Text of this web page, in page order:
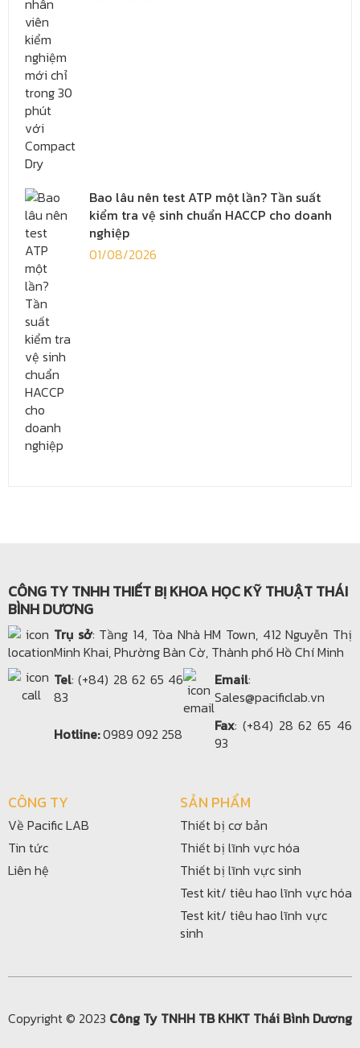
Bao lâu nên test ATP một lần? Tần suất
kiểm tra vệ sinh chuẩn HACCP cho doanh
nghiệp
01/08/2026
CÔNG TY TNHH THIẾT BỊ KHOA HỌC KỸ THUẬT THÁI
BÌNH DƯƠNG
Trụ sở: Tầng 14, Tòa Nhà HM Town, 412 Nguyễn Thị
Minh Khai, Phường Bàn Cờ, Thành phố Hồ Chí Minh
Tel: (+84) 28 62 65 46
83
Email:
Sales@pacificlab.vn
Hotline:0989 092 258 Fax: (+84) 28 62 65 46
93
CÔNG TY
Về Pacific LAB
Tin tức
Liên hệ
SẢN PHẨM
Thiết bị cơ bản
Thiết bị lĩnh vực hóa
Thiết bị lĩnh vực sinh
Test kit/ tiêu hao lĩnh vực hóa
Test kit/ tiêu hao lĩnh vực
sinh
Copyright © 2023 Công Ty TNHH TB KHKT Thái Bình Dương